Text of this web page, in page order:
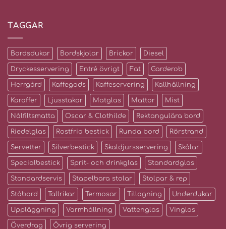
TAGGAR
Bordsdukar Bordskjolar Brickor Diesel
Dryckesservering Entré övrigt Fat Garderob
Herrgård Kaffegods Kaffeservering Kallhållning
Karaffer Ljusstakar Matglas Mattor Mist
Nålfiltsmatta Oscar & Clothilde Rektangulära bord
Riedelglas Rostfria bestick Runda bord Rörstrand
Servetter Silverbestick Skaldjursservering Skålar
Specialbestick Sprit- och drinkglas Standardglas
Standardservis Stapelbara stolar Stolpar & rep
Ståbord Tallrikar Termosar Tillagning Underdukar
Uppläggning Varmhållning Vattenglas Vinglas
Överdrag Övrig servering